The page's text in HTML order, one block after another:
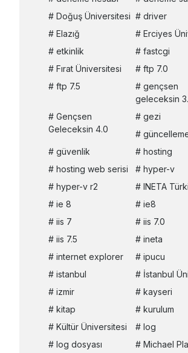
Doğuş Üniversitesi
driver
Elazığ
Erciyes
etkinlik
fastcgi
Fırat Üniversitesi
ftp 7.0
ftp 7.5
gençsen
geleceksin
Gençsen
Geleceksin 4.0
gezi
güvenlik
hosting
hosting web serisi
hyper-v
hyper-v r2
INETA
ie 8
ie8
iis 7
iis 7.0
iis 7.5
ineta
internet explorer
ipucu
istanbul
İstanbul
izmir
kayseri
kitap
kurulum
Kültür Üniversitesi
log
log dosyası
Michael